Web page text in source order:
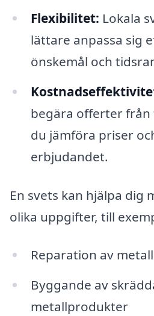
Flexibilitet: Lokala
lättare anpassa sig
önskemål och
begära offerter
du jämföra priser
erbjudandet.
En svets kan hjälpa dig
olika uppgifter, till
Reparation av
Byggande av
metallprodukter